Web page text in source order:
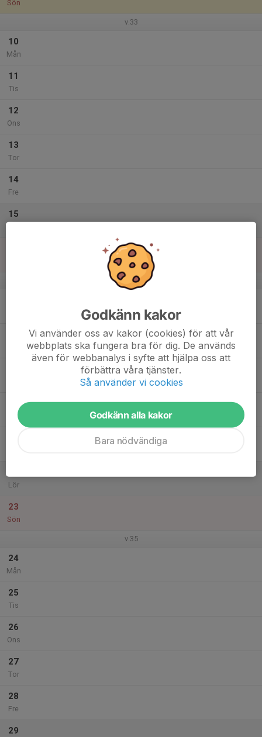
Sön
v.33
10
Mån
11
Tis
12
Ons
13
Tor
14
Fre
15
v.34
Tor
Lör
23
Sön
v.35
24
Mån
25
Tis
26
Ons
27
Tor
28
Fre
29
Godkänn kakor
Vi använder oss av kakor (cookies) för att vår
webbplats ska fungera bra för dig. De används
även för webbanalys i syfte att hjälpa oss att
förbättra våra tjänster.
Så använder vi cookies
Godkänn alla kakor
Bara nödvändiga